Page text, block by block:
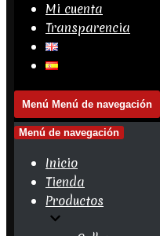
Mi cuenta
Transparencia
Menú Menú de navegación
Menú de navegación
Inicio
Tienda
Productos